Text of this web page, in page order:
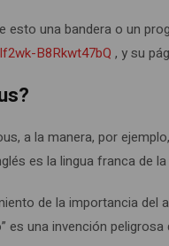
esto una bandera o un
B8Rkwt47bQ , y su
a la manera, por
es la lingua franca de
de la importancia
es una invención